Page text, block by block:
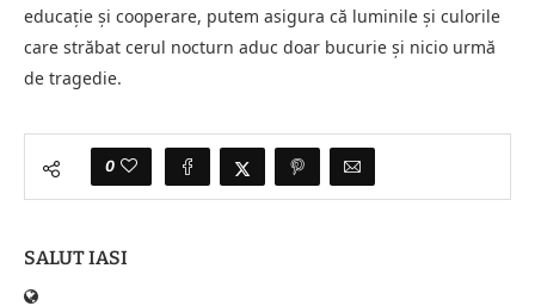
educație și cooperare, putem asigura că luminile și culorile
care străbat cerul nocturn aduc doar bucurie și nicio urmă
de tragedie.
0
SALUT IASI